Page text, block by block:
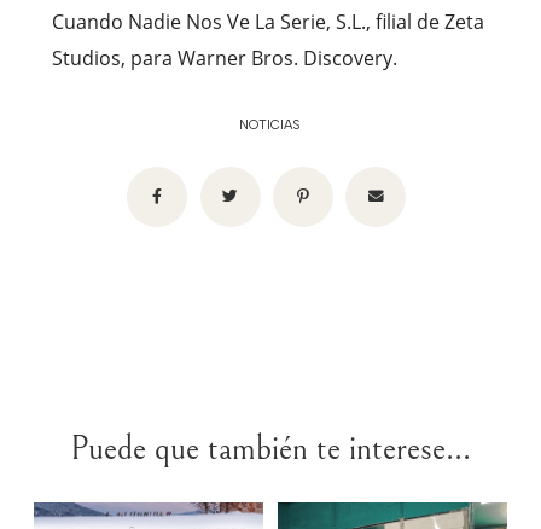
Cuando Nadie Nos Ve La Serie, S.L., filial de Zeta
Studios, para Warner Bros. Discovery.
NOTICIAS
Puede que también te interese...